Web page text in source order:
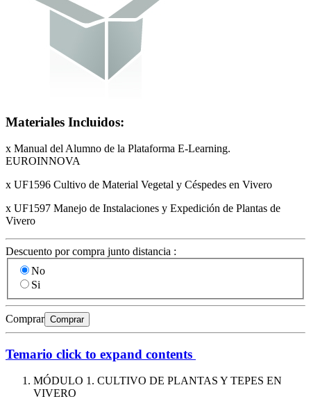
Materiales Incluidos:
x Manual del Alumno de la Plataforma E-Learning.
EUROINNOVA
x UF1596 Cultivo de Material Vegetal y Céspedes en Vivero
x UF1597 Manejo de Instalaciones y Expedición de Plantas de
Vivero
Descuento por compra junto distancia :
No
Si
Comprar Comprar
Temario click to expand contents
MÓDULO 1. CULTIVO DE PLANTAS Y TEPES EN
VIVERO